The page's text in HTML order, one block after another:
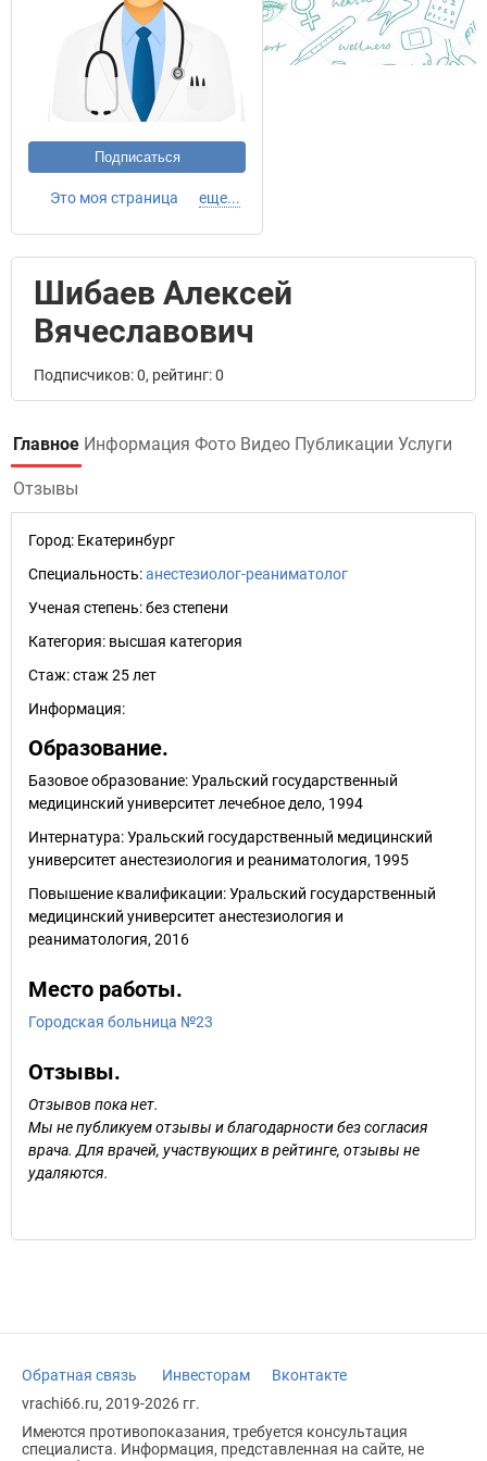
Подписаться
Это моя страница еще...
Шибаев Алексей
Вячеславович
Подписчиков: 0, рейтинг: 0
Главное Информация Фото Видео Публикации Услуги
Отзывы
Город: Екатеринбург
Специальность:анестезиолог-реаниматолог
Ученая степень:без степени
Категория: высшая категория
Стаж:стаж 25 лет
Информация:
Образование.
Базовое образование: Уральский государственный
медицинский университет лечебное дело, 1994
Интернатура: Уральский государственный медицинский
университет анестезиология и реаниматология, 1995
Повышение квалификации: Уральский государственный
медицинский университет анестезиология и
реаниматология, 2016
Место работы.
Городская больница №23
Отзывы.
Отзывов пока нет.
Мы не публикуем отзывы и благодарности без согласия
врача. Для врачей, участвующих в рейтинге, отзывы не
удаляются.
Обратная связь Инвесторам
Вконтакте
vrachi66.ru, 2019-2026 гг.
Имеются противопоказания, требуется консультация
специалиста. Информация, представленная на сайте, не